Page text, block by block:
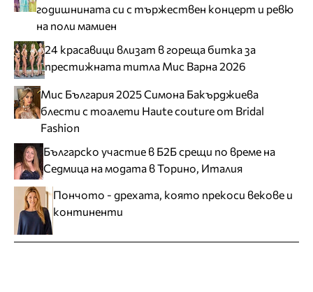
годишнината си с тържествен концерт и ревю
на поли мамиен
24 красавици влизат в гореща битка за
престижната титла Мис Варна 2026
Мис България 2025 Симона Бакърджиева
блести с тоалети Haute couture от Bridal
Fashion
Българско участие в Б2Б срещи по време на
Седмица на модата в Торино, Италия
Пончото - дрехата, която прекоси векове и
континенти